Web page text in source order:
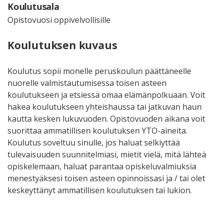
Koulutusala
Opistovuosi oppivelvollisille
Koulutuksen kuvaus
Koulutus sopii monelle peruskoulun päättäneelle
nuorelle valmistautumisessa toisen asteen
koulutukseen ja etsiessä omaa elämänpolkuaan. Voit
hakea koulutukseen yhteishaussa tai jatkuvan haun
kautta kesken lukuvuoden. Opistovuoden aikana voit
suorittaa ammatillisen koulutuksen YTO-aineita.
Koulutus soveltuu sinulle, jos haluat selkiyttää
tulevaisuuden suunnitelmiasi, mietit vielä, mitä lähteä
opiskelemaan, haluat parantaa opiskeluvalmiuksia
menestyäksesi toisen asteen opinnoissasi ja / tai olet
keskeyttänyt ammatillisen koulutuksen tai lukion.